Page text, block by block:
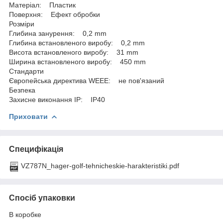
Матеріал: Пластик
Поверхня: Ефект обробки
Розміри
Глибина занурення: 0,2 mm
Глибина встановленого виробу: 0,2 mm
Висота встановленого виробу: 31 mm
Ширина встановленого виробу: 450 mm
Стандарти
Європейська директива WEEE: не пов'язаний
Безпека
Захисне виконання ІР: IP40
Приховати
Специфікація
VZ787N_hager-golf-tehnicheskie-harakteristiki.pdf
Спосіб упаковки
В коробке